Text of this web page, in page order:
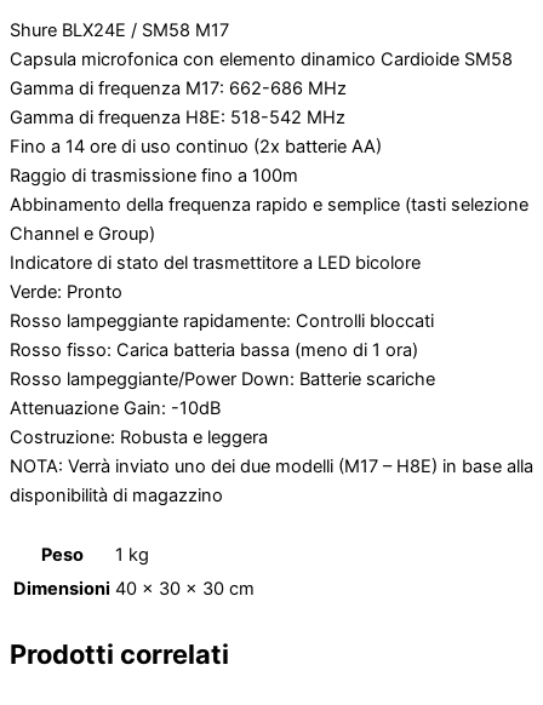
Shure BLX24E / SM58 M17
Capsula microfonica con elemento dinamico Cardioide SM58
Gamma di frequenza M17: 662-686 MHz
Gamma di frequenza H8E: 518-542 MHz
Fino a 14 ore di uso continuo (2x batterie AA)
Raggio di trasmissione fino a 100m
Abbinamento della frequenza rapido e semplice (tasti selezione
Channel e Group)
Indicatore di stato del trasmettitore a LED bicolore
Verde: Pronto
Rosso lampeggiante rapidamente: Controlli bloccati
Rosso fisso: Carica batteria bassa (meno di 1 ora)
Rosso lampeggiante/Power Down: Batterie scariche
Attenuazione Gain: -10dB
Costruzione: Robusta e leggera
NOTA: Verrà inviato uno dei due modelli (M17 – H8E) in base alla
disponibilità di magazzino
Peso
1 kg
Dimensioni 40 × 30 × 30 cm
Prodotti correlati